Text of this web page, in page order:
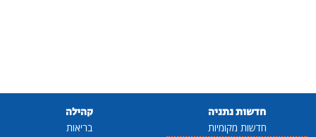
חדשות נתניה
חדשות מקומיות
קהילה
בריאות